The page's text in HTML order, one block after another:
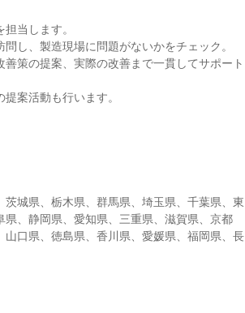
当します。
し、製造現場に問題がないかをチェック。
策の提案、実際の改善まで一貫してサポート
案活動も行います。
城県、栃木県、群馬県、埼玉県、千葉県、東
、静岡県、愛知県、三重県、滋賀県、京都
口県、徳島県、香川県、愛媛県、福岡県、長